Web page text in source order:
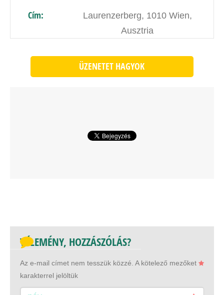
Cím:
Laurenzerberg, 1010 Wien,
Ausztria
ÜZENETET HAGYOK
VÉLEMÉNY, HOZZÁSZÓLÁS?
Az e-mail címet nem tesszük közzé. A kötelező mezőket
karakterrel jelöltük